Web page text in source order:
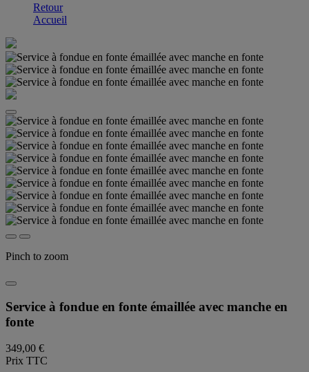
Retour
Accueil
Pinch to zoom
Service à fondue en fonte émaillée avec manche en
fonte
349,00 €
Prix TTC